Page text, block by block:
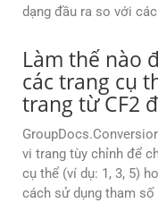
dạng đầu ra so với
Làm thế nào
các trang cụ
trang từ CF2
vi trang tùy chỉnh để
cụ thể (ví dụ: 1, 3, 5)
cách sử dụng tham số